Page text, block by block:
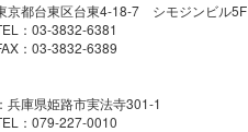
京都台東区台東4-18-7 シモジンビル5F
3832-6381
3832-6389
庫県姫路市実法寺301-1
227-0010